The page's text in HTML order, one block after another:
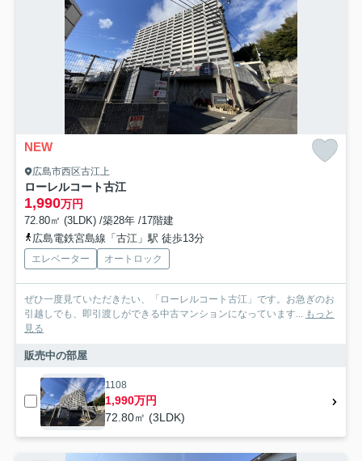
NEW
広島市西区古江上
ローレルコート古江
1,990万円
72.80㎡ (3LDK) /築28年 /17階建
広島電鉄宮島線「古江」駅 徒歩13分
エレベーター オートロック
ぜひ一度見ていただきたい、「ローレルコート古江」です。お急ぎのお
引越しでも、即引渡しができる中古マンションになっています...
もっと
見る
販売中の部屋
1108
1,990万円
72.80㎡ (3LDK)